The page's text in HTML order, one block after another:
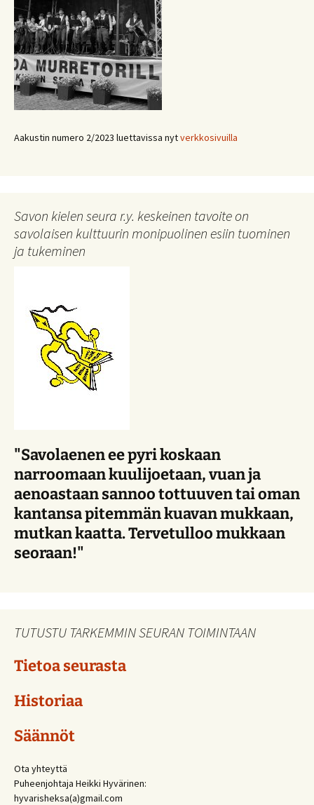
Aakustin numero 2/2023 luettavissa nytverkkosivuilla
Savon kielen seura r.y. keskeinen tavoite on
savolaisen kulttuurin monipuolinen esiin tuominen
ja tukeminen
"Savolaenen ee pyri koskaan
narroomaan kuulijoetaan, vuan ja
aenoastaan sannoo tottuuven tai oman
kantansa pitemmän kuavan mukkaan,
mutkan kaatta. Tervetulloo mukkaan
seoraan!"
TUTUSTU TARKEMMIN SEURAN TOIMINTAAN
Tietoa seurasta
Historiaa
Säännöt
Ota yhteyttä
Puheenjohtaja Heikki Hyvärinen:
hyvarisheksa(a)gmail.com